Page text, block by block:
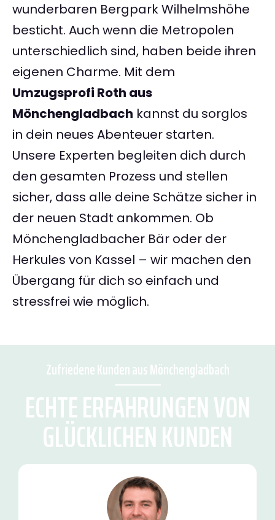
wunderbaren Bergpark Wilhelmshöhe
besticht. Auch wenn die Metropolen
unterschiedlich sind, haben beide ihren
eigenen Charme. Mit dem
Umzugsprofi Roth aus
Mönchengladbach kannst du sorglos
in dein neues Abenteuer starten.
Unsere Experten begleiten dich durch
den gesamten Prozess und stellen
sicher, dass alle deine Schätze sicher in
der neuen Stadt ankommen. Ob
Mönchengladbacher Bär oder der
Herkules von Kassel – wir machen den
Übergang für dich so einfach und
stressfrei wie möglich.
Zufriedene Kunden aus Mönchengladbach
ECHTE ERFAHRUNGEN VON
GLÜCKLICHEN KUNDEN